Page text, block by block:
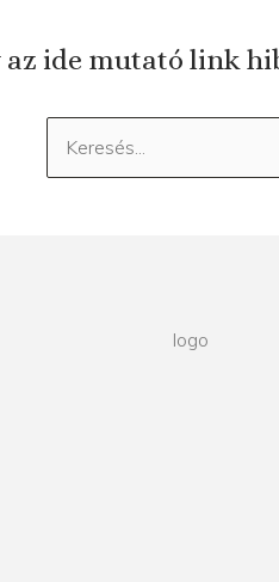
ide mutató link
Keresés: